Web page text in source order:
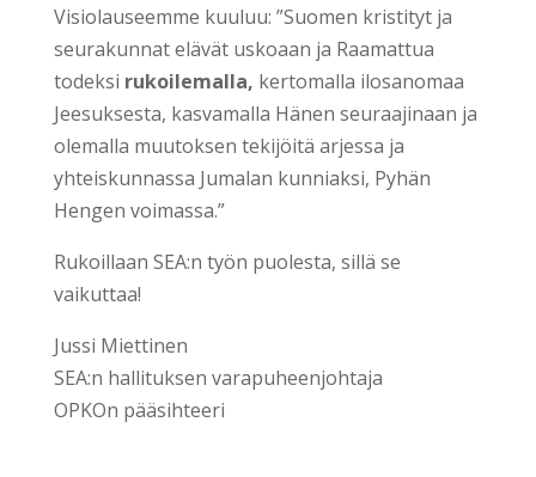
Visiolauseemme kuuluu: ”Suomen kristityt ja
seurakunnat elävät uskoaan ja Raamattua
todeksi rukoilemalla, kertomalla ilosanomaa
Jeesuksesta, kasvamalla Hänen seuraajinaan ja
olemalla muutoksen tekijöitä arjessa ja
yhteiskunnassa Jumalan kunniaksi, Pyhän
Hengen voimassa.”
Rukoillaan SEA:n työn puolesta, sillä se
vaikuttaa!
Jussi Miettinen
SEA:n hallituksen varapuheenjohtaja
OPKOn pääsihteeri